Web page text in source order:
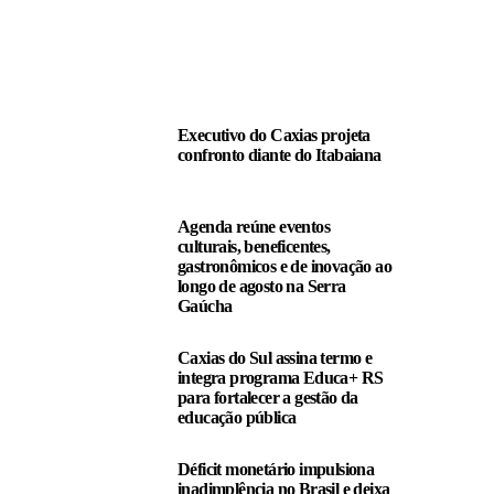
Executivo do Caxias projeta
confronto diante do Itabaiana
Agenda reúne eventos
culturais, beneficentes,
gastronômicos e de inovação ao
longo de agosto na Serra
Gaúcha
Caxias do Sul assina termo e
integra programa Educa+ RS
para fortalecer a gestão da
educação pública
Déficit monetário impulsiona
inadimplência no Brasil e deixa